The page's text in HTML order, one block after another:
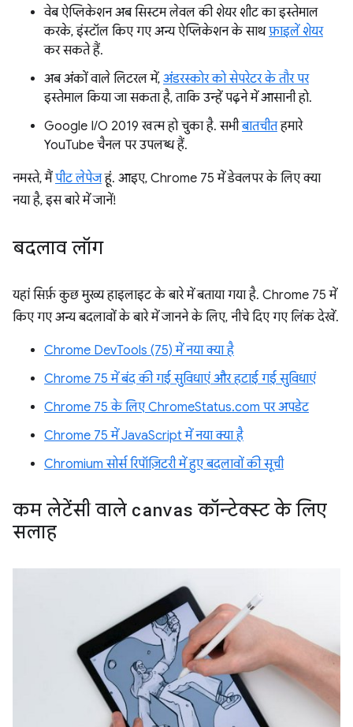
वेब ऐप्लिकेशन अब सिस्टम लेवल की शेयर शीट का इस्तेमाल
करके, इंस्टॉल किए गए अन्य ऐप्लिकेशन के साथफ़ाइलें शेयर
कर सकते हैं.
अब अंकों वाले लिटरल में, अंडरस्कोर को सेपरेटर के तौर पर
इस्तेमाल किया जा सकता है, ताकि उन्हें पढ़ने में आसानी हो.
Google I/O 2019 खत्म हो चुका है. सभीबातचीतहमारे
YouTube चैनल पर उपलब्ध हैं.
नमस्ते, मैंपीट लेपेजहूं. आइए, Chrome 75 में डेवलपर के लिए क्या
नया है, इस बारे में जानें!
बदलाव लॉग
यहां सिर्फ़ कुछ मुख्य हाइलाइट के बारे में बताया गया है. Chrome 75 में
किए गए अन्य बदलावों के बारे में जानने के लिए, नीचे दिए गए लिंक देखें.
Chrome DevTools (75) में नया क्या है
Chrome 75 में बंद की गई सुविधाएं और हटाई गई सुविधाएं
Chrome 75 के लिए ChromeStatus.com पर अपडेट
Chrome 75 में JavaScript में नया क्या है
Chromium सोर्स रिपॉज़िटरी में हुए बदलावों की सूची
कम लेटेंसी वाले canvas कॉन्टेक्स्ट के लिए
सलाह